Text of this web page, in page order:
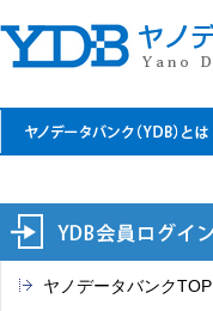
ヤノデータバンクTOP